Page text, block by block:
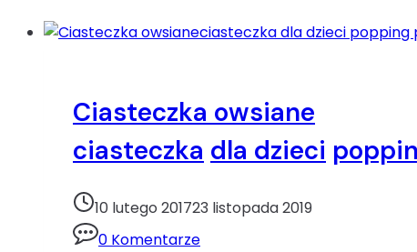
Ciasteczka owsiane
ciasteczka dla dzieci
10 lutego 201723 listopada 2019
0 Komentarze